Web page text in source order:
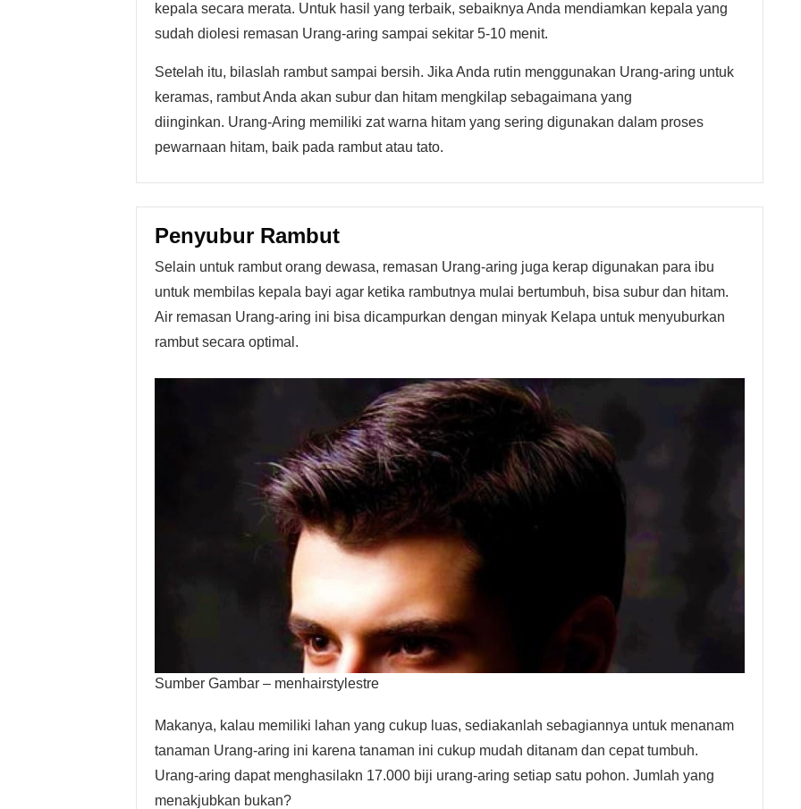
kepala secara merata. Untuk hasil yang terbaik, sebaiknya Anda mendiamkan kepala yang
sudah diolesi remasan Urang-aring sampai sekitar 5-10 menit.
Setelah itu, bilaslah rambut sampai bersih. Jika Anda rutin menggunakan Urang-aring untuk
keramas, rambut Anda akan subur dan hitam mengkilap sebagaimana yang
diinginkan. Urang-Aring memiliki zat warna hitam yang sering digunakan dalam proses
pewarnaan hitam, baik pada rambut atau tato.
Penyubur Rambut
Selain untuk rambut orang dewasa, remasan Urang-aring juga kerap digunakan para ibu
untuk membilas kepala bayi agar ketika rambutnya mulai bertumbuh, bisa subur dan hitam.
Air remasan Urang-aring ini bisa dicampurkan dengan minyak Kelapa untuk menyuburkan
rambut secara optimal.
Sumber Gambar – menhairstylestre
Makanya, kalau memiliki lahan yang cukup luas, sediakanlah sebagiannya untuk menanam
tanaman Urang-aring ini karena tanaman ini cukup mudah ditanam dan cepat tumbuh.
Urang-aring dapat menghasilakn 17.000 biji urang-aring setiap satu pohon. Jumlah yang
menakjubkan bukan?